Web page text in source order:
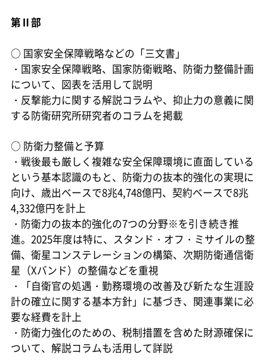
第Ⅱ部
○ 国家安全保障戦略などの「三文書」
・国家安全保障戦略、国家防衛戦略、防衛力整備計画
について、図表を活用して説明
・反撃能力に関する解説コラムや、抑止力の意義に関
する防衛研究所研究者のコラムを掲載
○ 防衛力整備と予算
・戦後最も厳しく複雑な安全保障環境に直面している
という基本認識のもと、防衛力の抜本的強化の実現に
向け、歳出ベースで8兆4,748億円、契約ベースで8兆
4,332億円を計上
・防衛力の抜本的強化の7つの分野※を引き続き推
進。2025年度は特に、スタンド・オフ・ミサイルの整
備、衛星コンステレーションの構築、次期防衛通信衛
星（Xバンド）の整備などを重視
・「自衛官の処遇・勤務環境の改善及び新たな生涯設
計の確立に関する基本方針」に基づき、関連事業に必
要な経費を計上
・防衛力強化のための、税制措置を含めた財源確保に
ついて、解説コラムも活用して詳説